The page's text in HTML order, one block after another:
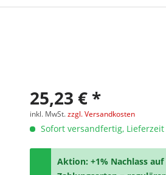
25,23 € *
inkl. MwSt.zzgl. Versandkosten
Sofort versandfertig, Lieferzeit
Aktion: +1% Nachlass